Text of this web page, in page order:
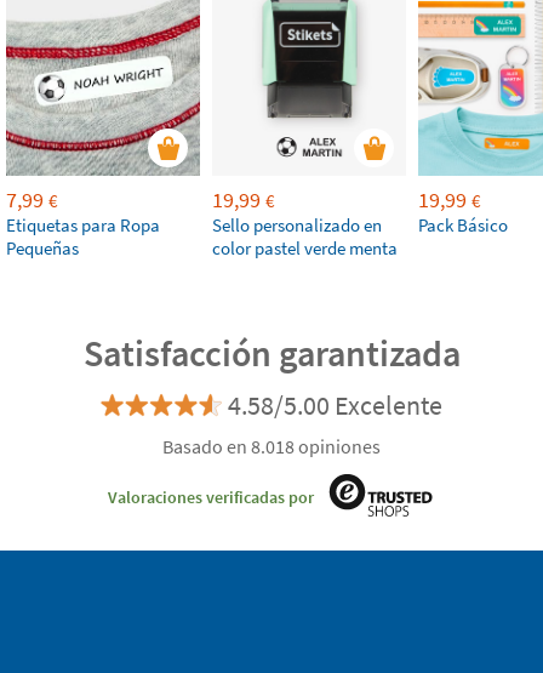
7,99 €
Etiquetas para Ropa
Pequeñas
19,99 €
Sello personalizado en
color pastel verde menta
19,99 €
Pack Básico
Satisfacción garantizada
4.58/5.00 Excelente
Basado en 8.018 opiniones
Valoraciones verificadas por